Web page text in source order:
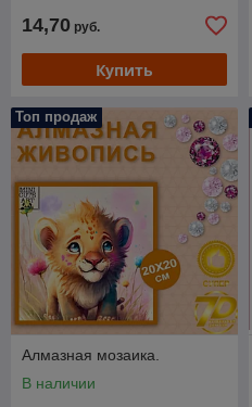
14,70 руб.
Купить
Топ продаж
Алмазная мозаика.
В наличии